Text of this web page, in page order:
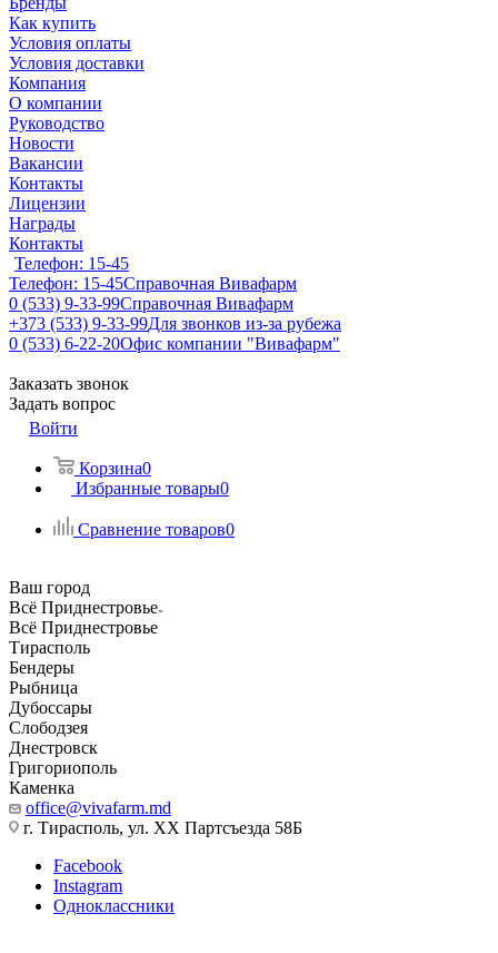
Как купить
Условия оплаты
Условия доставки
Компания
О компании
Руководство
Новости
Вакансии
Контакты
Лицензии
Награды
Контакты
Телефон: 15-45
Телефон: 15-45Справочная Вивафарм
0 (533) 9-33-99Справочная Вивафарм
+373 (533) 9-33-99Для звонков из-за рубежа
0 (533) 6-22-20Офис компании "Вивафарм"
Заказать звонок
Задать вопрос
Войти
Корзина0
Избранные товары0
Сравнение товаров0
Ваш город
Всё Приднестровье
Всё Приднестровье
Тирасполь
Бендеры
Рыбница
Дубоссары
Слободзея
Днестровск
Григориополь
Каменка
office@vivafarm.md
г. Тирасполь, ул. ХХ Партсъезда 58Б
Facebook
Instagram
Одноклассники